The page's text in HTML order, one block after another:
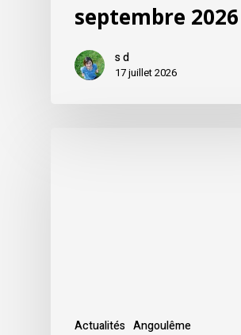
septembre 2026
s d
17 juillet 2026
Actualités Angoulême